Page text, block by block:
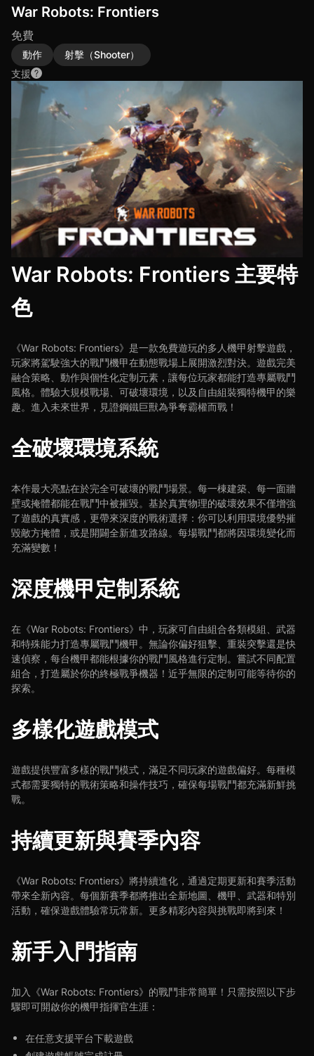
War Robots: Frontiers
免費
動作
射擊（Shooter）
支援
War Robots: Frontiers 主要特
色
《War Robots: Frontiers》是一款免費遊玩的多人機甲射擊遊戲，
玩家將駕駛強大的戰鬥機甲在動態戰場上展開激烈對決。遊戲完美
融合策略、動作與個性化定制元素，讓每位玩家都能打造專屬戰鬥
風格。體驗大規模戰場、可破壞環境，以及自由組裝獨特機甲的樂
趣。進入未來世界，見證鋼鐵巨獸為爭奪霸權而戰！
全破壞環境系統
本作最大亮點在於完全可破壞的戰鬥場景。每一棟建築、每一面牆
壁或掩體都能在戰鬥中被摧毀。基於真實物理的破壞效果不僅增強
了遊戲的真實感，更帶來深度的戰術選擇：你可以利用環境優勢摧
毀敵方掩體，或是開闢全新進攻路線。每場戰鬥都將因環境變化而
充滿變數！
深度機甲定制系統
在《War Robots: Frontiers》中，玩家可自由組合各類模組、武器
和特殊能力打造專屬戰鬥機甲。無論你偏好狙擊、重裝突擊還是快
速偵察，每台機甲都能根據你的戰鬥風格進行定制。嘗試不同配置
組合，打造屬於你的終極戰爭機器！近乎無限的定制可能等待你的
探索。
多樣化遊戲模式
遊戲提供豐富多樣的戰鬥模式，滿足不同玩家的遊戲偏好。每種模
式都需要獨特的戰術策略和操作技巧，確保每場戰鬥都充滿新鮮挑
戰。
持續更新與賽季內容
《War Robots: Frontiers》將持續進化，通過定期更新和賽季活動
帶來全新內容。每個新賽季都將推出全新地圖、機甲、武器和特別
活動，確保遊戲體驗常玩常新。更多精彩內容與挑戰即將到來！
新手入門指南
加入《War Robots: Frontiers》的戰鬥非常簡單！只需按照以下步
驟即可開啟你的機甲指揮官生涯：
在任意支援平台下載遊戲